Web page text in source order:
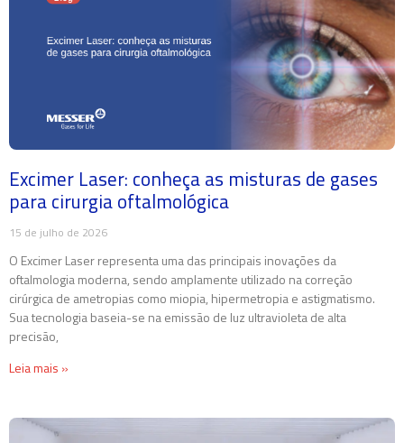
Excimer Laser: conheça as misturas de gases
para cirurgia oftalmológica
15 de julho de 2026
O Excimer Laser representa uma das principais inovações da
oftalmologia moderna, sendo amplamente utilizado na correção
cirúrgica de ametropias como miopia, hipermetropia e astigmatismo.
Sua tecnologia baseia-se na emissão de luz ultravioleta de alta
precisão,
Leia mais »